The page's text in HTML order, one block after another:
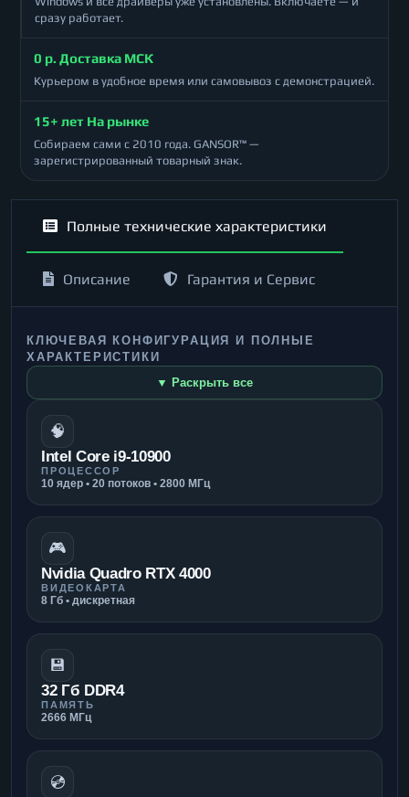
сразу работает.
0 р. Доставка МСК
Курьером в удобное время или самовывоз с демонстрацией.
15+ лет На рынке
Собираем сами с 2010 года. GANSOR™ —
зарегистрированный товарный знак.
Полные технические характеристики
Описание Гарантия и Сервис
КЛЮЧЕВАЯ КОНФИГУРАЦИЯ И ПОЛНЫЕ
ХАРАКТЕРИСТИКИ
▼ Раскрыть все
🧠
Intel Core i9-10900
ПРОЦЕССОР
10 ядер • 20 потоков • 2800 МГц
🎮
Nvidia Quadro RTX 4000
ВИДЕОКАРТА
8 Гб • дискретная
💾
32 Гб DDR4
ПАМЯТЬ
2666 МГц
💿